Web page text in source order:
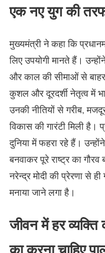
एक नए युग की
मुख्यमंत्री ने कहा कि
लिए उपयोगी मानते हैं।
और काल की सीमाओं से बाहर
कुशल और दूरदर्शी नेतृत्व में
उनकी नीतियों से गरीब,
विकास की गारंटी मिली है।
दुनिया में फहरा रहे हैं।
बनवाकर पूरे राष्ट्र का गौरव
नरेन्द्र मोदी की प्रेरणा से
मनाया जाने लगा है।
जीवन में हर व्यक्ति